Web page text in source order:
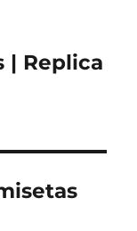
| Replica